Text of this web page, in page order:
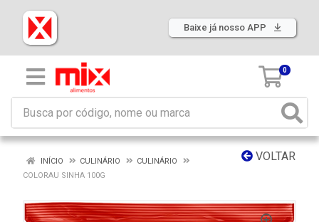
Baixe já nosso APP
0
VOLTAR
INÍCIO CULINÁRIO
CULINÁRIO
COLORAU SINHA 100G